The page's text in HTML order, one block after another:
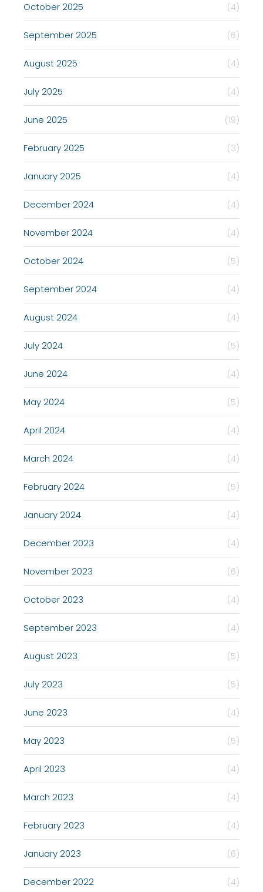
October 2025 (4)
September 2025 (6)
August 2025 (4)
July 2025 (4)
June 2025 (19)
February 2025 (3)
January 2025 (4)
December 2024 (4)
November 2024 (4)
October 2024 (5)
September 2024 (4)
August 2024 (4)
July 2024 (5)
June 2024 (4)
May 2024 (5)
April 2024 (4)
March 2024 (4)
February 2024 (5)
January 2024 (4)
December 2023 (4)
November 2023 (6)
October 2023 (4)
September 2023 (4)
August 2023 (5)
July 2023 (5)
June 2023 (4)
May 2023 (5)
April 2023 (4)
March 2023 (4)
February 2023 (4)
January 2023 (6)
December 2022 (4)